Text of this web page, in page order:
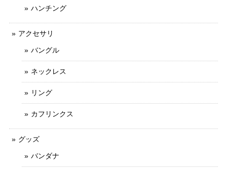
ハンチング
アクセサリ
バングル
ネックレス
リング
カフリンクス
グッズ
バンダナ